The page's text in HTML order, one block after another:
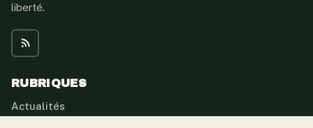
liberté.
RUBRIQUES
Actualités